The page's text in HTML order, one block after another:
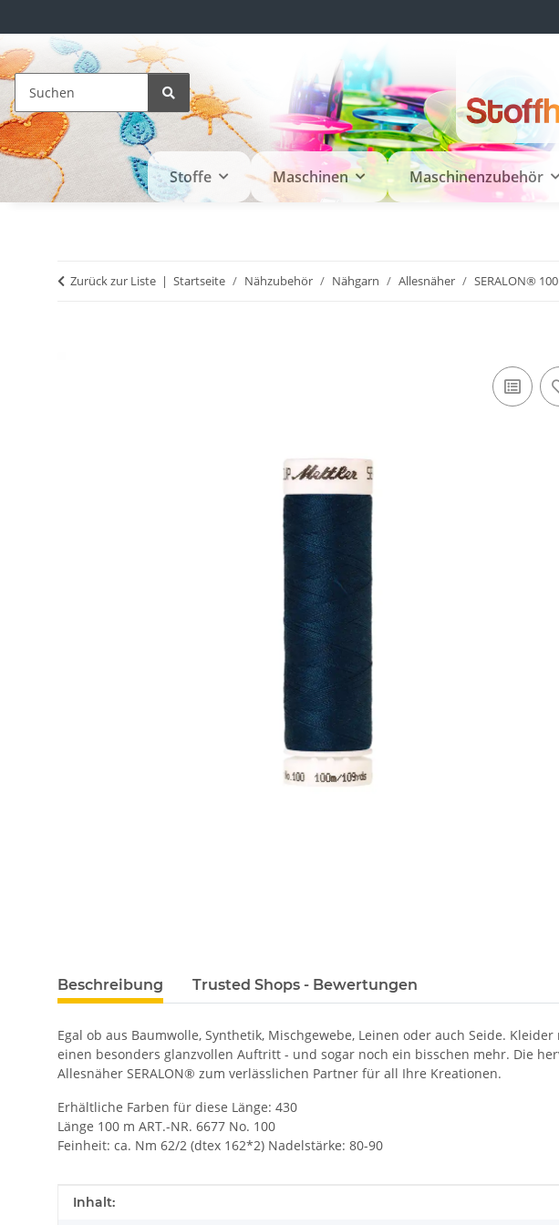
Stoffe Maschinen Maschinenzubehör
Zurück zur Liste Startseite Nähzubehör Nähgarn Allesnäher SERALON®
Beschreibung Trusted Shops - Bewertungen
Egal ob aus Baumwolle, Synthetik, Mischgewebe, Leinen oder auch Seide.
einen besonders glanzvollen Auftritt - und sogar noch ein bisschen mehr. Die
Allesnäher SERALON® zum verlässlichen Partner für all Ihre Kreationen.
Erhältliche Farben für diese Länge: 430
Länge 100 m ART.-NR. 6677 No. 100
Feinheit: ca. Nm 62/2 (dtex 162*2) Nadelstärke: 80-90
Produkteigenschaft
Wert
Inhalt: